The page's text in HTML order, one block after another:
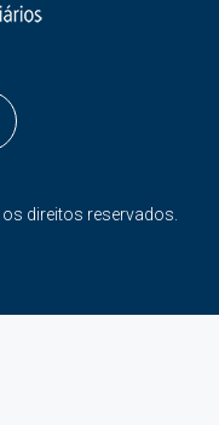
direitos reservados.